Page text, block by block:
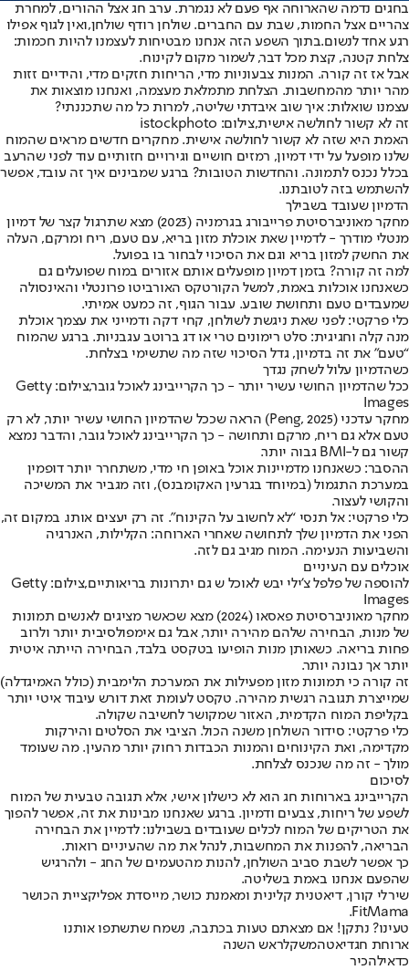
בחגים נדמה שהארוחה אף פעם לא נגמרת. ערב חג אצל ההורים, למחרת
צהריים אצל החמות, שבת עם החברים. שולחן רודף שולחן,ואין לגוף אפילו
רגע אחד לנשום.בתוך השפע הזה אנחנו מבטיחות לעצמנו להיות חכמות:
צלחת קטנה, קצת מכל דבר, לשמור מקום לקינוח.
אבל אז זה קורה. המנות צבעוניות מדי, הריחות חזקים מדי, והידיים זזות
מהר יותר מהמחשבות. הצלחת מתמלאת מעצמה, ואנחנו מוצאות את
עצמנו שואלות: איך שוב איבדתי שליטה, למרות כל מה שתכננתי?
זה לא קשור לחולשה אישית,צילום: istockphoto
האמת היא שזה לא קשור לחולשה אישית. מחקרים חדשים מראים שהמוח
שלנו מופעל על ידי דמיון, רמזים חושיים וגירויים חזותיים עוד לפני שהרעב
בכלל נכנס לתמונה. והחדשות הטובות? ברגע שמבינים איך זה עובד, אפשר
להשתמש בזה לטובתנו.
הדמיון שעובד בשבילך
מחקר מאוניברסיטת פרייבורג בגרמניה (2023) מצא שתרגול קצר של דמיון
מנטלי מודרך - לדמיין שאת אוכלת מזון בריא, עם טעם, ריח ומרקם, העלה
את החשק למזון בריא וגם את הסיכוי לבחור בו בפועל.
למה זה קורה? בזמן דמיון מופעלים אותם אזורים במוח שפועלים גם
כשאנחנו אוכלות באמת, למשל הקורטקס האורביטו פרונטלי והאינסולה
שמעבדים טעם ותחושת שובע. עבור הגוף, זה כמעט אמיתי.
כלי פרקטי: לפני שאת ניגשת לשולחן, קחי דקה ודמייני את עצמך אוכלת
מנה קלה וחגיגית: סלט רימונים טרי או דג ברוטב עגבניות. ברגע שהמוח
“טעם” את זה בדמיון, גדל הסיכוי שזה מה שתשימי בצלחת.
כשהדמיון עלול לשחק נגדך
ככל שהדמיון החושי עשיר יותר - כך הקרייבינג לאוכל גובר,צילום: Getty
Images
מחקר עדכני (Peng, 2025) הראה שככל שהדמיון החושי עשיר יותר, לא רק
טעם אלא גם ריח, מרקם ותחושה - כך הקרייבינג לאוכל גובר, והדבר נמצא
קשור גם ל-BMI גבוה יותר.
ההסבר: כשאנחנו מדמיינות אוכל באופן חי מדי, משתחרר יותר דופמין
במערכת התגמול (במיוחד בגרעין האקומבנס), וזה מגביר את המשיכה
והקושי לעצור.
כלי פרקטי: אל תנסי “לא לחשוב על הקינוח”. זה רק יעצים אותו. במקום זה,
הפני את הדמיון שלך לתחושה שאחרי הארוחה: הקלילות, האנרגיה
והשביעות הנעימה. המוח מגיב גם לזה.
אוכלים עם העיניים
להוספה של פלפל צ'ילי יבש לאוכל ש גם יתרונות בריאותיים,צילום: Getty
Images
מחקר מאוניברסיטת פאסאו (2024) מצא שכאשר מציגים לאנשים תמונות
של מנות, הבחירה שלהם מהירה יותר, אבל גם אימפולסיבית יותר ולרוב
פחות בריאה. כשאותן מנות הופיעו בטקסט בלבד, הבחירה הייתה איטית
יותר אך נבונה יותר.
זה קורה כי תמונות מזון מפעילות את המערכת הלימבית (כולל האמיגדלה)
שמייצרת תגובה רגשית מהירה. טקסט לעומת זאת דורש עיבוד איטי יותר
בקליפת המוח הקדמית, האזור שמקושר לחשיבה שקולה.
כלי פרקטי: סידור השולחן משנה הכול. הציבי את הסלטים והירקות
מקדימה, ואת הקינוחים והמנות הכבדות רחוק יותר מהעין. מה שעומד
מולך - זה מה שנכנס לצלחת.
לסיכום
הקרייבינג בארוחות חג הוא לא כישלון אישי, אלא תגובה טבעית של המוח
לשפע של ריחות, צבעים ודמיון. ברגע שאנחנו מבינות את זה, אפשר להפוך
את הטריקים של המוח לכלים שעובדים בשבילנו: לדמיין את הבחירה
הבריאה, להפנות את המחשבות, לנהל את מה שהעיניים רואות.
כך אפשר לשבת סביב השולחן, להנות מהטעמים של החג - ולהרגיש
שהפעם אנחנו באמת בשליטה.
שירלי קורן, דיאטנית קלינית ומאמנת כושר, מייסדת אפליקציית הכושר
FitMama
.
טעינו? נתקן! אם מצאתם טעות בכתבה, נשמח שתשתפו אותנו
ארוחת חגדיאטהמשקלראש השנה
כדאילהכיר